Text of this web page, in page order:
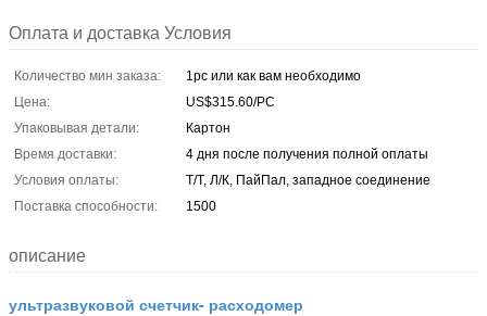
Оплата и доставка Условия
Количество мин заказа:
1pc или как вам необходимо
Цена:
US$315.60/PC
Упаковывая детали:
Картон
Время доставки:
4 дня после получения полной оплаты
Условия оплаты:
Т/Т, Л/К, ПайПал, западное соединение
Поставка способности:
1500
описание
ультразвуковой счетчик- расходомер